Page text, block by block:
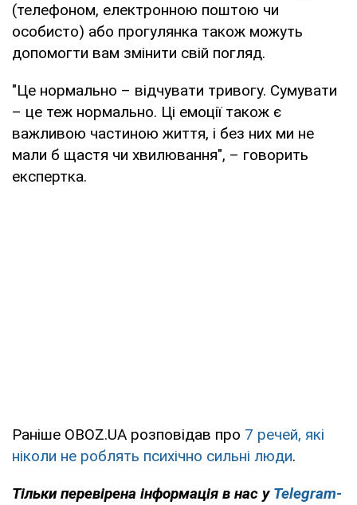
(телефоном, електронною поштою чи
особисто) або прогулянка також можуть
допомогти вам змінити свій погляд.
"Це нормально – відчувати тривогу. Сумувати
– це теж нормально. Ці емоції також є
важливою частиною життя, і без них ми не
мали б щастя чи хвилювання", – говорить
експертка.
Раніше OBOZ.UA розповідав про 7 речей, які
ніколи не роблять психічно сильні люди.
Тільки перевірена інформація в нас у Telegram-